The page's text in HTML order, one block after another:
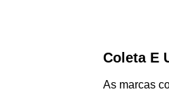
Coleta E
As marcas